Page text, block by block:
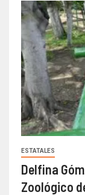
ESTATALES
Delfina
Zoológico